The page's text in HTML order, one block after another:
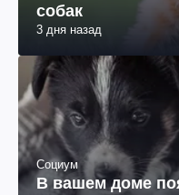
собак
3 дня назад
Социум
В вашем доме